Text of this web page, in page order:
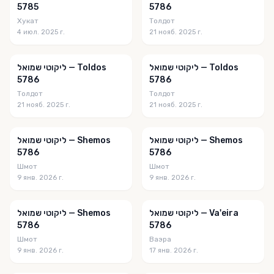
Рав Элиэзер Меламед
Свет Торы
Субботний стол
5785
Хукат
4 июл. 2025 г.
5786
Толдот
21 нояб. 2025 г.
ליקוטי שמואל — Toldos
5786
Толдот
21 нояб. 2025 г.
ליקוטי שמואל — Toldos
5786
Толдот
21 нояб. 2025 г.
ליקוטי שמואל — Shemos
5786
Шмот
9 янв. 2026 г.
ליקוטי שמואל — Shemos
5786
Шмот
9 янв. 2026 г.
ליקוטי שמואל — Shemos
5786
Шмот
9 янв. 2026 г.
ליקוטי שמואל — Va'eira
5786
Ваэра
17 янв. 2026 г.